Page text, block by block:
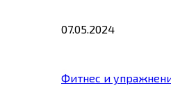
07.05.2024
Фитнес и